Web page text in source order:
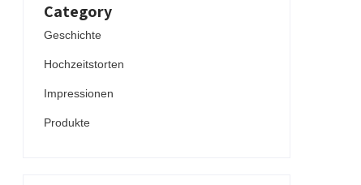
Category
Geschichte
Hochzeitstorten
Impressionen
Produkte